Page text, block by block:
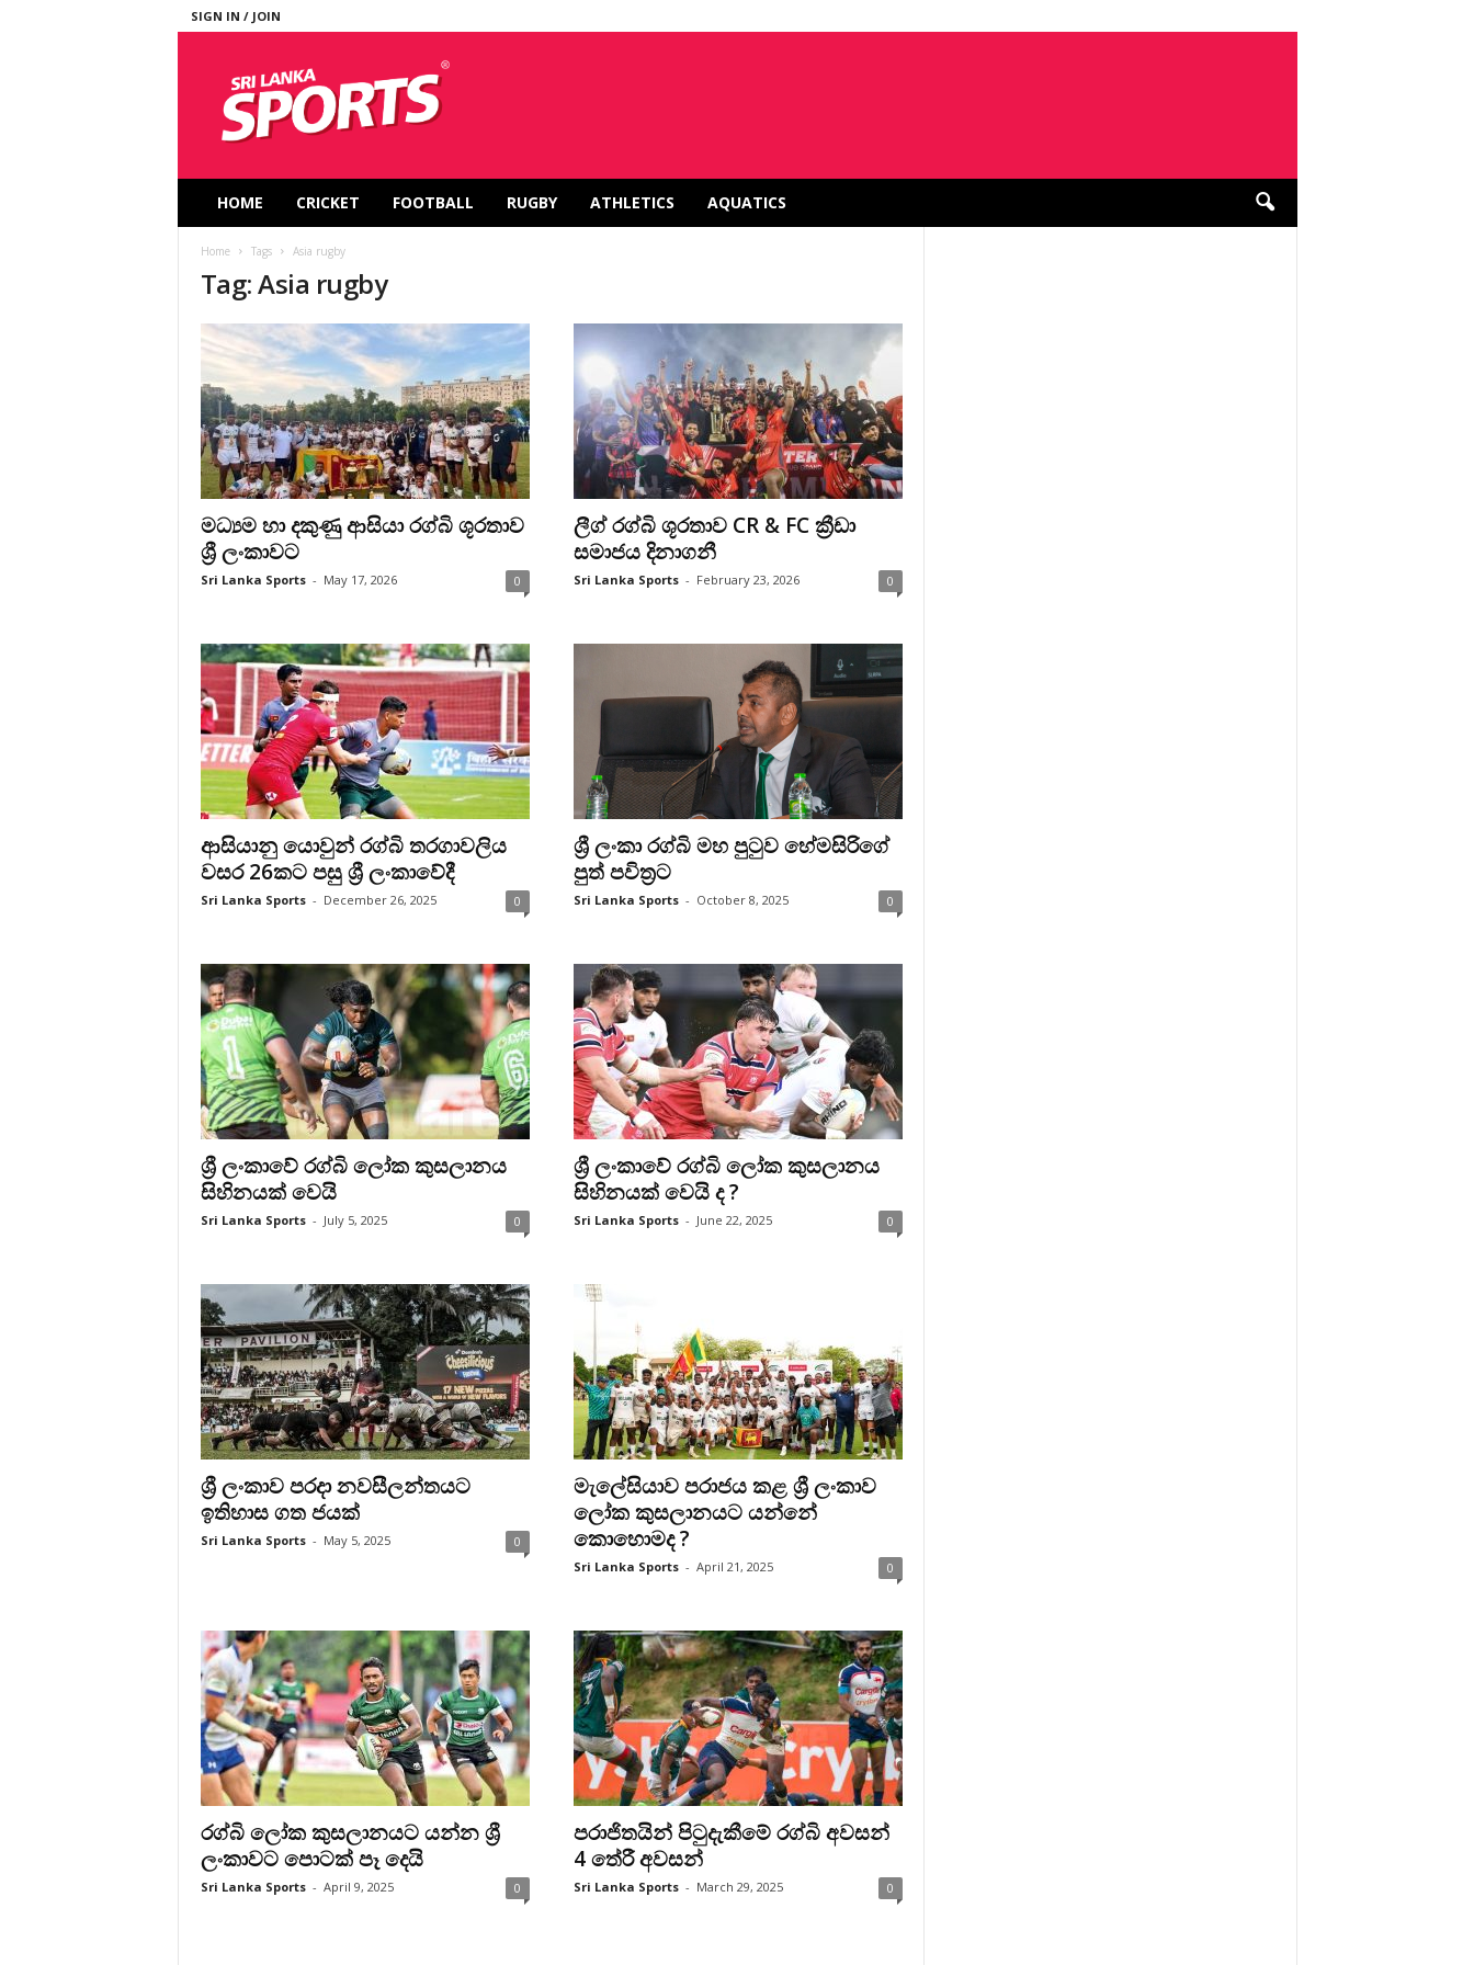
SIGN IN / JOIN
HOME CRICKET FOOTBALL RUGBY ATHLETICS AQUATICS
Home Tags Asia rugby
Tag: Asia rugby
මධ්‍යම හා දකුණු ආසියා රග්බි ශූරතාව
ශ්‍රී ලංකාවට
Sri Lanka Sports - May 17, 2026 0
ලීග් රග්බි ශූරතාව CR & FC ක්‍රීඩා
සමාජය දිනාගනී
Sri Lanka Sports - February 23, 2026 0
ආසියානු යොවුන් රග්බි තරගාවලිය
වසර 26කට පසු ශ්‍රී ලංකාවේදී
Sri Lanka Sports - December 26, 2025 0
ශ්‍රී ලංකා රග්බි මහ පුටුව හේමසිරිගේ
පුත් පවිත්‍රට
Sri Lanka Sports - October 8, 2025 0
ශ්‍රී ලංකාවේ රග්බි ලෝක කුසලානය
සිහිනයක් වෙයි
Sri Lanka Sports - July 5, 2025 0
ශ්‍රී ලංකාවේ රග්බි ලෝක කුසලානය
සිහිනයක් වෙයි ද ?
Sri Lanka Sports - June 22, 2025 0
ශ්‍රී ලංකාව පරදා නවසීලන්තයට
ඉතිහාස ගත ජයක්
Sri Lanka Sports - May 5, 2025 0
මැලේසියාව පරාජය කළ ශ්‍රී ලංකාව
ලෝක කුසලානයට යන්නේ
කොහොමද ?
Sri Lanka Sports - April 21, 2025 0
රග්බි ලෝක කුසලානයට යන්න ශ්‍රී
ලංකාවට පොටක් පෑ දෙයි
Sri Lanka Sports - April 9, 2025 0
පරාජිතයින් පිටුදැකීමේ රග්බි අවසන්
4 තේරී අවසන්
Sri Lanka Sports - March 29, 2025 0